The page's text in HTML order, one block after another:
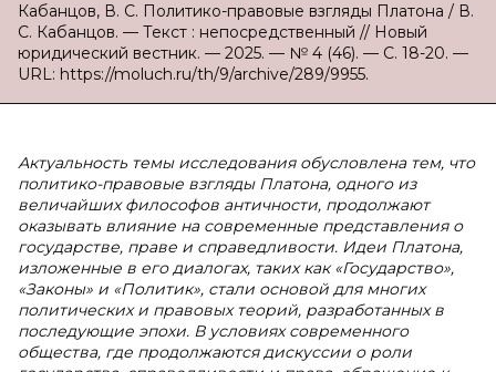
Кабанцов, В. С. Политико-правовые взгляды Платона / В.
С. Кабанцов. — Текст : непосредственный // Новый
юридический вестник. — 2025. — № 4 (46). — С. 18-20. —
URL: https://moluch.ru/th/9/archive/289/9955.
Актуальность темы исследования обусловлена тем, что
политико-правовые взгляды Платона, одного из
величайших философов античности, продолжают
оказывать влияние на современные представления о
государстве, праве и справедливости. Идеи Платона,
изложенные в его диалогах, таких как «Государство»,
«Законы» и «Политик», стали основой для многих
политических и правовых теорий, разработанных в
последующие эпохи. В условиях современного
общества, где продолжаются дискуссии о роли